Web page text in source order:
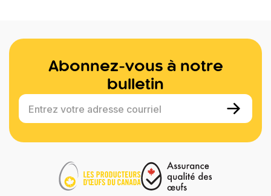
Abonnez-vous à notre
bulletin
Entrez votre adresse courriel